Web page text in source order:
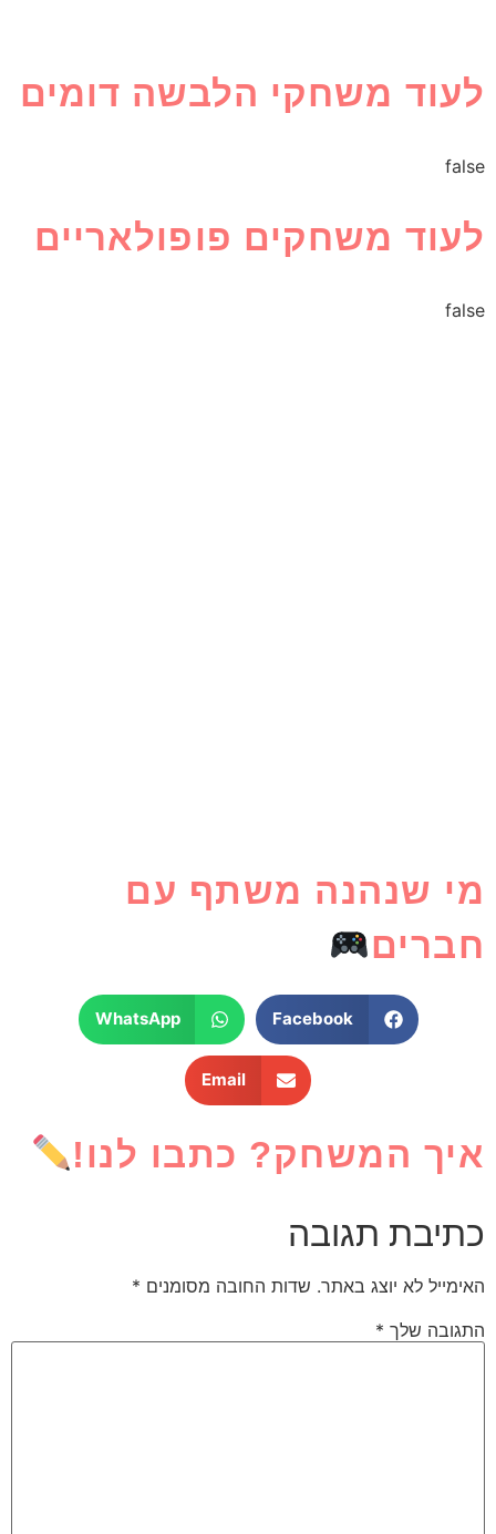
לעוד משחקי הלבשה דומים
false
לעוד משחקים פופולאריים
false
מי שנהנה משתף עם
חברים
Facebook
WhatsApp
Email
איך המשחק? כתבו לנו!
כתיבת תגובה
האימייל לא יוצג באתר. שדות החובה מסומנים *
התגובה שלך *